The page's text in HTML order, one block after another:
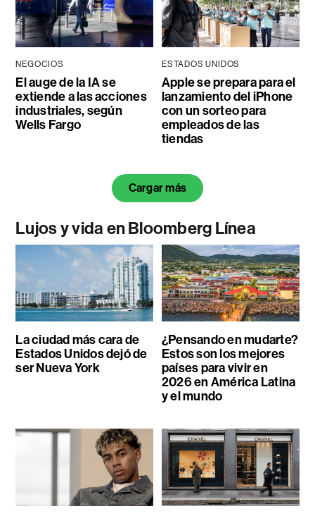
NEGOCIOS
El auge de la IA se
extiende a las acciones
industriales, según
Wells Fargo
ESTADOS UNIDOS
Apple se prepara para el
lanzamiento del iPhone
con un sorteo para
empleados de las
tiendas
Cargar más
Lujos y vida en Bloomberg Línea
La ciudad más cara de
Estados Unidos dejó de
ser Nueva York
¿Pensando en mudarte?
Estos son los mejores
países para vivir en
2026 en América Latina
y el mundo